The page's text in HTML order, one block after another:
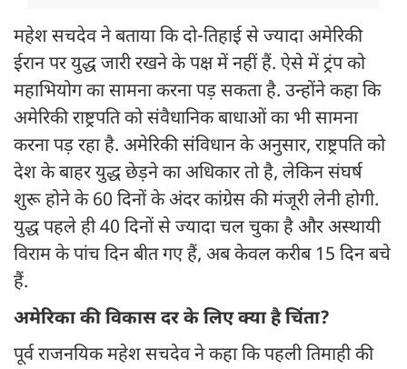
महेश सचदेव ने बताया कि दो-तिहाई से ज्यादा अमेरिकी
ईरान पर युद्ध जारी रखने के पक्ष में नहीं हैं. ऐसे में ट्रंप को
महाभियोग का सामना करना पड़ सकता है. उन्होंने कहा कि
अमेरिकी राष्ट्रपति को संवैधानिक बाधाओं का भी सामना
करना पड़ रहा है. अमेरिकी संविधान के अनुसार, राष्ट्रपति को
देश के बाहर युद्ध छेड़ने का अधिकार तो है, लेकिन संघर्ष
शुरू होने के 60 दिनों के अंदर कांग्रेस की मंजूरी लेनी होगी.
युद्ध पहले ही 40 दिनों से ज्यादा चल चुका है और अस्थायी
विराम के पांच दिन बीत गए हैं, अब केवल करीब 15 दिन बचे
हैं.
अमेरिका की विकास दर के लिए क्या है चिंता?
पूर्व राजनयिक महेश सचदेव ने कहा कि पहली तिमाही की